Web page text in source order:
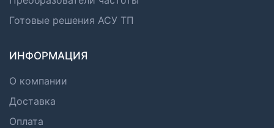
Готовые решения АСУ ТП
ИНФОРМАЦИЯ
О компании
Доставка
Оплата